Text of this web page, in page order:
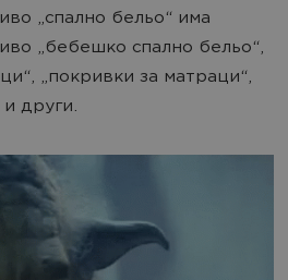
„спално бельо“ има
„бебешко спално бельо“,
„покривки за матраци“,
и други.